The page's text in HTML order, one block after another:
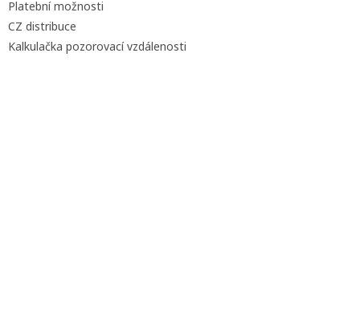
Platební možnosti
CZ distribuce
Kalkulačka pozorovací vzdálenosti